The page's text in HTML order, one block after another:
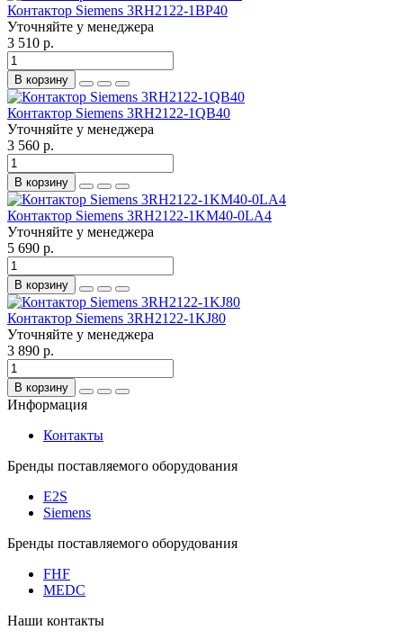
Контактор Siemens 3RH2122-1BP40
Уточняйте у менеджера
3 510 р.
В корзину
Контактор Siemens 3RH2122-1QB40
Уточняйте у менеджера
3 560 р.
В корзину
Контактор Siemens 3RH2122-1KM40-0LA4
Уточняйте у менеджера
5 690 р.
В корзину
Контактор Siemens 3RH2122-1KJ80
Уточняйте у менеджера
3 890 р.
В корзину
Информация
Контакты
Бренды поставляемого оборудования
E2S
Siemens
Бренды поставляемого оборудования
FHF
MEDC
Наши контакты